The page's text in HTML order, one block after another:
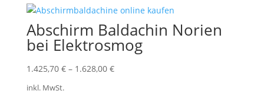
Abschirm Baldachin Norien
bei Elektrosmog
1.425,70 €– 1.628,00 €
inkl. MwSt.